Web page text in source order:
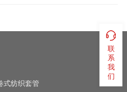
式纺织套管
联
系
我
们